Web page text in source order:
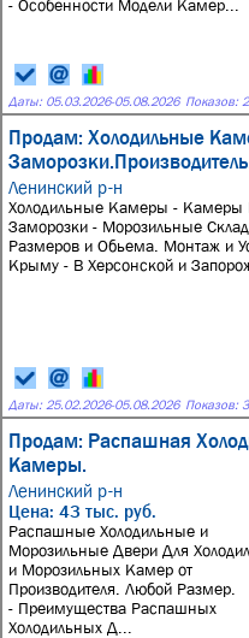
- Особенности Модели Камер...
Даты: 05.03.2026-05.08.2026 Показов:
Продам: Холодильные
Ленинский р-н
Холодильные Камеры - Камеры
Заморозки - Морозильные
Размеров и Обьема. Монтаж и
Крыму - В Херсонской и
Даты: 25.02.2026-05.08.2026 Показов:
Продам: Распашная
Камеры.
Ленинский р-н
Цена: 43 тыс. руб.
Распашные Холодильные и
Морозильные Двери Для
и Морозильных Камер от
Производителя. Любой Размер.
- Преимущества Распашных
Холодильных Д...